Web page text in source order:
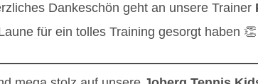
Dankeschön geht an unsere Trainer
für ein tolles Training gesorgt haben